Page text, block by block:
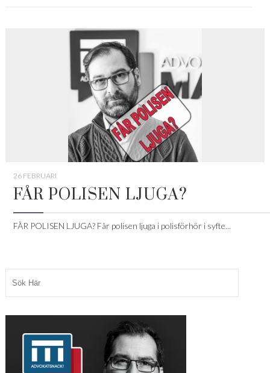
26 FEBRUARI
FÅR POLISEN LJUGA?
FÅR POLISEN LJUGA? Får polisen ljuga i polisförhör i syfte...